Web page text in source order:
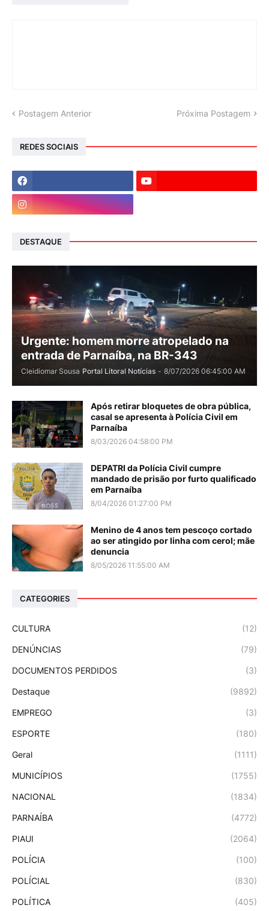
Postagem Anterior Próxima Postagem
REDES SOCIAIS
DESTAQUE
Urgente: homem morre atropelado na
entrada de Parnaíba, na BR-343
Cleidiomar Sousa Portal Litoral Notícias - 8/07/2026 06:45:00 AM
Após retirar bloquetes de obra pública,
casal se apresenta à Polícia Civil em
Parnaíba
8/03/2026 04:58:00 PM
DEPATRI da Polícia Civil cumpre
mandado de prisão por furto qualificado
em Parnaíba
8/04/2026 01:27:00 PM
Menino de 4 anos tem pescoço cortado
ao ser atingido por linha com cerol; mãe
denuncia
8/05/2026 11:55:00 AM
CATEGORIES
CULTURA (12)
DENÚNCIAS (79)
DOCUMENTOS PERDIDOS (3)
Destaque (9892)
EMPREGO (3)
ESPORTE (180)
Geral (1111)
MUNICÍPIOS (1755)
NACIONAL (1834)
PARNAÍBA (4772)
PIAUI (2064)
POLÍCIA (100)
POLÍCIAL (830)
POLÍTICA (405)